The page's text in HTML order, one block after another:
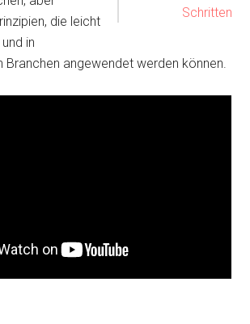
Schritten
die leicht
in
Branchen angewendet werden können.